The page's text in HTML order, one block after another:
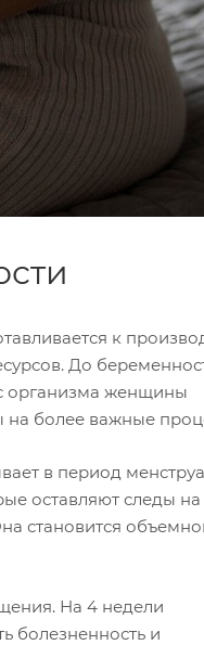
к
До
организма женщины
на более важные
в период
оставляют следы на
становится
На 4 недели
болезненность и